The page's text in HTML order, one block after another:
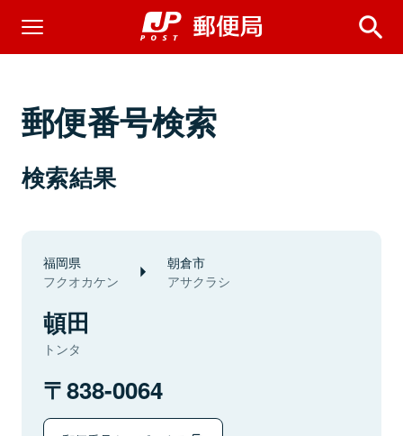
郵便番号検索
検索結果
福岡県
フクオカケン
朝倉市
アサクラシ
頓田
トンタ
838-0064